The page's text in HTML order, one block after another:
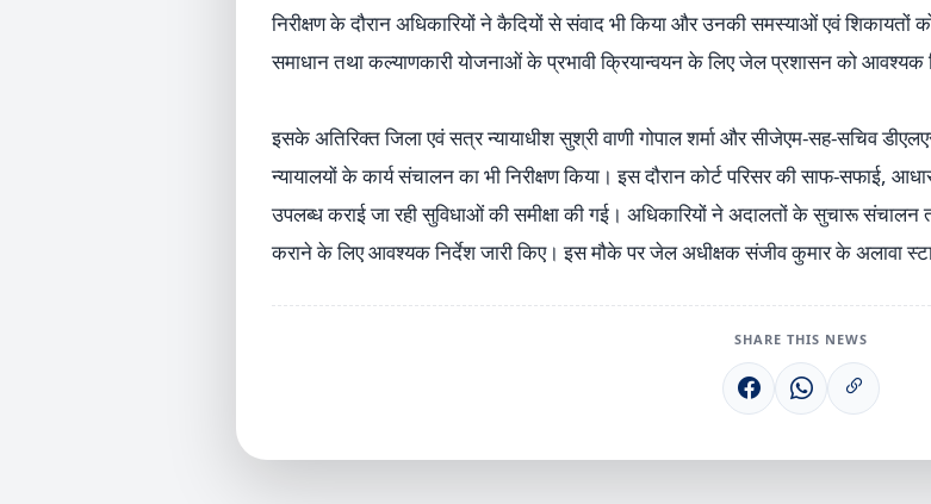
निरीक्षण के दौरान अधिकारियों ने कैदियों से संवाद भी किया और उनकी समस्याओं एवं शिकायतों
समाधान तथा कल्याणकारी योजनाओं के प्रभावी क्रियान्वयन के लिए जेल प्रशासन को आवश्यक
इसके अतिरिक्त जिला एवं सत्र न्यायाधीश सुश्री वाणी गोपाल शर्मा और सीजेएम-सह-सचिव
न्यायालयों के कार्य संचालन का भी निरीक्षण किया। इस दौरान कोर्ट परिसर की साफ-सफाई,
उपलब्ध कराई जा रही सुविधाओं की समीक्षा की गई। अधिकारियों ने अदालतों के सुचारू
कराने के लिए आवश्यक निर्देश जारी किए। इस मौके पर जेल अधीक्षक संजीव कुमार के अलावा
SHARE THIS NEWS